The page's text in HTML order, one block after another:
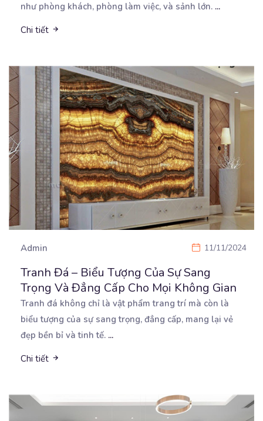
như phòng khách, phòng làm việc, và sảnh lớn. ...
Chi tiết
Admin 11/11/2024
Tranh Đá – Biểu Tượng Của Sự Sang
Trọng Và Đẳng Cấp Cho Mọi Không Gian
Tranh đá không chỉ là vật phẩm trang trí mà còn là
biểu tượng của sự sang trọng, đẳng cấp, mang lại vẻ
đẹp bền bỉ và tinh tế. ...
Chi tiết